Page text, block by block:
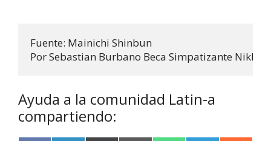
Fuente: Mainichi Shinbun
Por Sebastian Burbano Beca Simpatizante Nikkei -
Ayuda a la comunidad Latin-a
compartiendo: